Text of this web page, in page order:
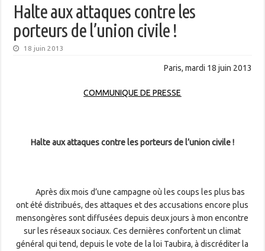
Halte aux attaques contre les
porteurs de l’union civile !
18 juin 2013
Paris, mardi 18 juin 2013
COMMUNIQUE DE PRESSE
Halte aux attaques contre les porteurs de l’union civile !
Après dix mois d’une campagne où les coups les plus bas
ont été distribués, des attaques et des accusations encore plus
mensongères sont diffusées depuis deux jours à mon encontre
sur les réseaux sociaux. Ces dernières confortent un climat
général qui tend, depuis le vote de la loi Taubira, à discréditer la